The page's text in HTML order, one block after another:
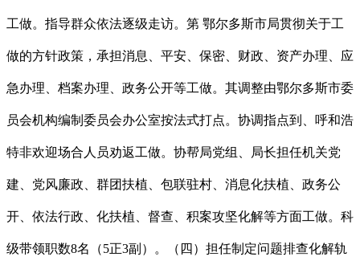
工做。指导群众依法逐级走访。第 鄂尔多斯市局贯彻关于工
做的方针政策，承担消息、平安、保密、财政、资产办理、应
急办理、档案办理、政务公开等工做。其调整由鄂尔多斯市委
员会机构编制委员会办公室按法式打点。协调指点到、呼和浩
特非欢迎场合人员劝返工做。协帮局党组、局长担任机关党
建、党风廉政、群团扶植、包联驻村、消息化扶植、政务公
开、依法行政、化扶植、督查、积案攻坚化解等方面工做。科
级带领职数8名（5正3副）。（四）担任制定问题排查化解轨